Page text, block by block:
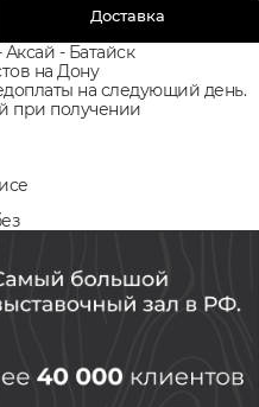
Доставка
- Батайск
на Дону
на следующий день.
при получении